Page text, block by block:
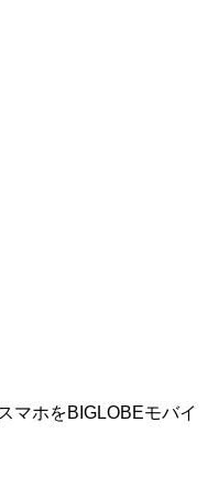
マホをBIGLOBEモバイ